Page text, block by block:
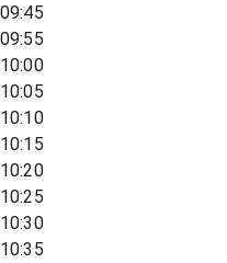
09:45
09:55
10:00
10:05
10:10
10:15
10:20
10:25
10:30
10:35